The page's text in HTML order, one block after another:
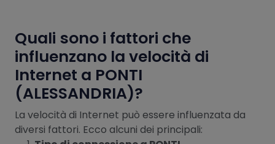
Quali sono i fattori che
influenzano la velocità di
Internet a PONTI
(ALESSANDRIA)?
La velocità di Internet può essere influenzata da
diversi fattori. Ecco alcuni dei principali: